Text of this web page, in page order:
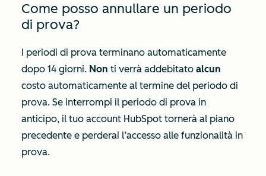
Come posso annullare un periodo
di prova?
I periodi di prova terminano automaticamente
dopo 14 giorni. Non ti verrà addebitato alcun
costo automaticamente al termine del periodo di
prova. Se interrompi il periodo di prova in
anticipo, il tuo account HubSpot tornerà al piano
precedente e perderai l’accesso alle funzionalità in
prova.